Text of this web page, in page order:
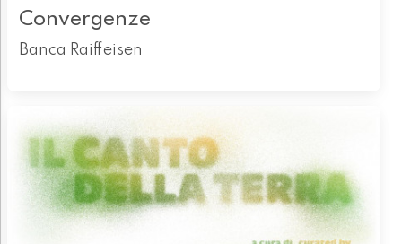
Convergenze
Banca Raiffeisen